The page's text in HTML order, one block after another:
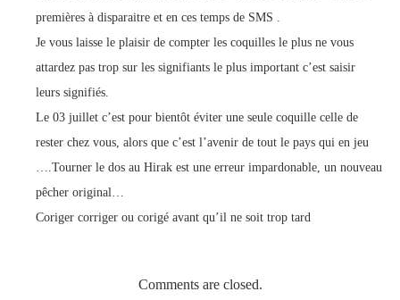
premières à disparaitre et en ces temps de SMS .
Je vous laisse le plaisir de compter les coquilles le plus ne vous
attardez pas trop sur les signifiants le plus important c’est saisir
leurs signifiés.
Le 03 juillet c’est pour bientôt éviter une seule coquille celle de
rester chez vous, alors que c’est l’avenir de tout le pays qui en jeu
….Tourner le dos au Hirak est une erreur impardonable, un nouveau
pêcher original…
Coriger corriger ou corigé avant qu’il ne soit trop tard
Comments are closed.